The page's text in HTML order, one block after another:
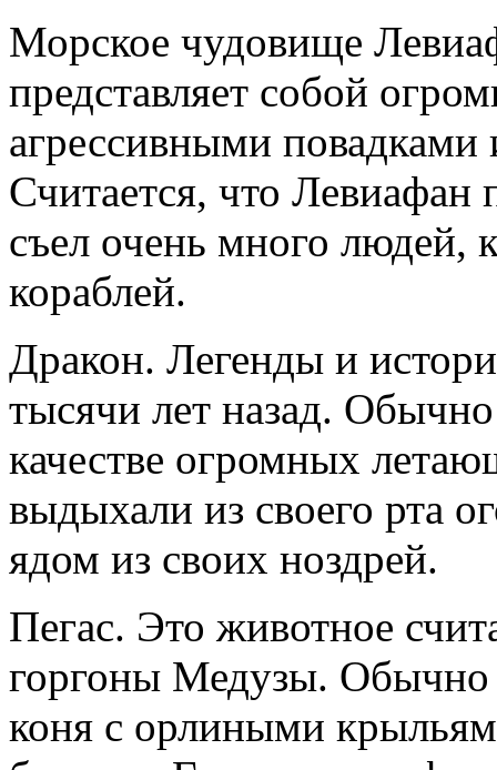
Морское чудовище
представляет собой
агрессивными
Считается, что Левиафан
съел очень много людей,
кораблей.
Дракон. Легенды и
тысячи лет назад.
качестве огромных
выдыхали из своего рта
ядом из своих ноздрей.
Пегас. Это животное
горгоны Медузы. Обычно
коня с орлиными